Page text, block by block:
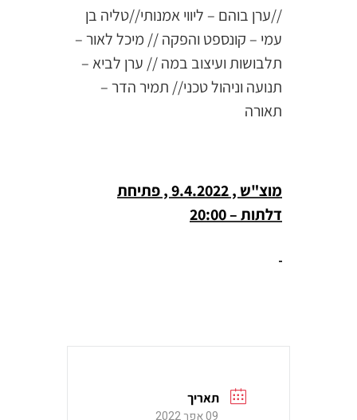
//ערן בוהם – ליווי אמנותי//טליה בן
עמי – קונספט והפקה // מיכל לאור –
תלבושות ועיצוב במה // ערן לביא –
תנועה וניהול טכני// תמיר הדר –
תאורה
מוצ"ש , 9.4.2022 , פתיחת
דלתות – 20:00
תאריך
09 אפר 2022